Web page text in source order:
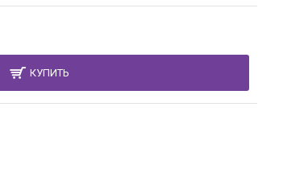
КУПИТЬ